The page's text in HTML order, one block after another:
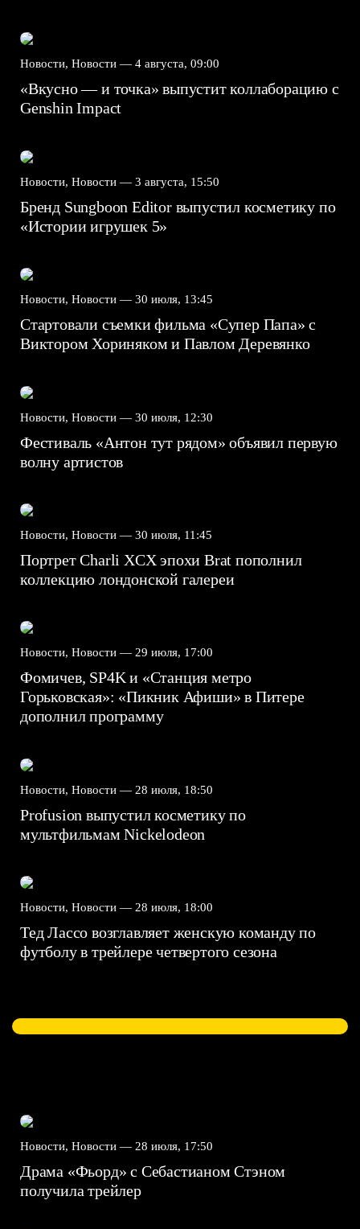
Новости, Новости — 4 августа, 09:00
«Вкусно — и точка» выпустит коллаборацию с
Genshin Impact⁠⁠
Новости, Новости — 3 августа, 15:50
Бренд Sungboon Editor выпустил косметику по
«Истории игрушек 5»
Новости, Новости — 30 июля, 13:45
Стартовали съемки фильма «Супер Папа» с
Виктором Хориняком и Павлом Деревянко
Новости, Новости — 30 июля, 12:30
Фестиваль «Антон тут рядом» объявил первую
волну артистов
Новости, Новости — 30 июля, 11:45
Портрет Charli XCX эпохи Brat пополнил
коллекцию лондонской галереи
Новости, Новости — 29 июля, 17:00
Фомичев, SP4K и «Станция метро
Горьковская»: «Пикник Афиши» в Питере
дополнил программу
Новости, Новости — 28 июля, 18:50
Profusion выпустил косметику по
мультфильмам Nickelodeon
Новости, Новости — 28 июля, 18:00
Тед Лассо возглавляет женскую команду по
футболу в трейлере четвертого сезона
Новости, Новости — 28 июля, 17:50
Драма «Фьорд» с Себастианом Стэном
получила трейлер